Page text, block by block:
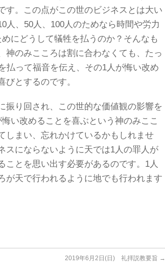
す。この点がこの世のビジネスとは大い
人、50人、100人のためなら時間や労力
にどうして犠牲を払うのか？そんなも
神のみこころは割に合わなくても、たっ
払って福音を伝え、その1人が悔い改め
とするのです。
振り回され、この世的な価値観の影響を
い改めることを喜ぶという神のみここ
しまい、忘れかけているかもしれませ
スにならないように天では1人の罪人が
とを思い出す必要があるのです。1人
が天で行われるように地でも行われます
2019年6月2日(日) 礼拝説教要旨 →